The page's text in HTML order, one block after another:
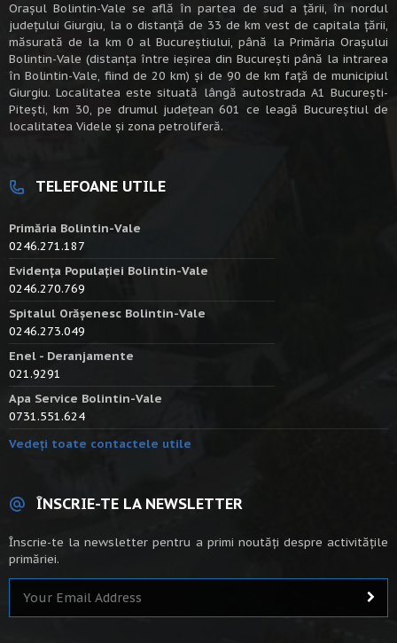
Oraşul Bolintin-Vale se află în partea de sud a ţării, în nordul
judeţului Giurgiu, la o distanţă de 33 de km vest de capitala țării,
măsurată de la km 0 al Bucureștiului, până la Primăria Orașului
Bolintin-Vale (distanța între ieșirea din București până la intrarea
în Bolintin-Vale, fiind de 20 km) şi de 90 de km faţă de municipiul
Giurgiu. Localitatea este situată lângă autostrada A1 Bucureşti-
Piteşti, km 30, pe drumul judeţean 601 ce leagă Bucureştiul de
localitatea Videle şi zona petroliferă.
TELEFOANE UTILE
Primăria Bolintin-Vale
0246.271.187
Evidența Populației Bolintin-Vale
0246.270.769
Spitalul Orășenesc Bolintin-Vale
0246.273.049
Enel - Deranjamente
021.9291
Apa Service Bolintin-Vale
0731.551.624
Vedeți toate contactele utile
ÎNSCRIE-TE LA NEWSLETTER
Înscrie-te la newsletter pentru a primi noutăți despre activitățile
primăriei.